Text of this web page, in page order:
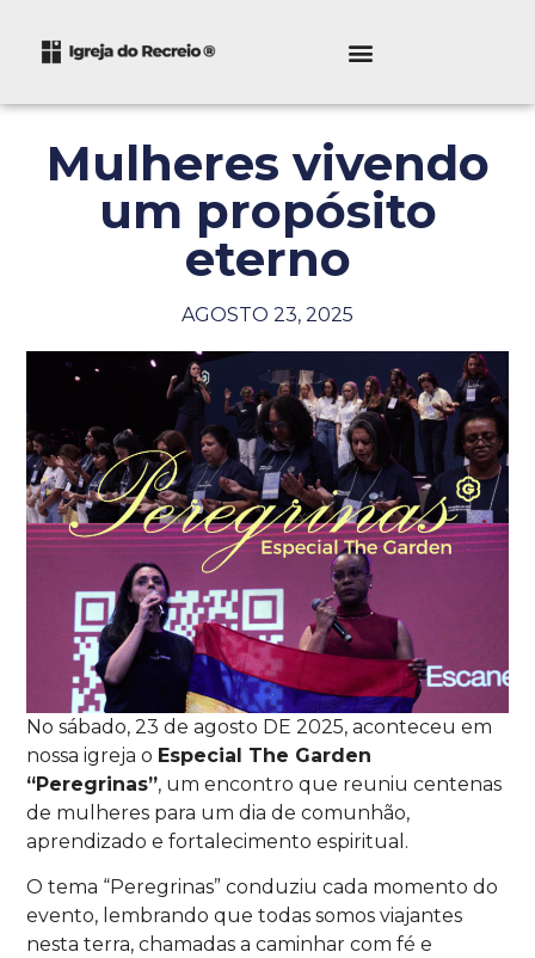
Mulheres vivendo
um propósito
eterno
AGOSTO 23, 2025
No sábado, 23 de agosto DE 2025, aconteceu em
nossa igreja o Especial The Garden
“Peregrinas”, um encontro que reuniu centenas
de mulheres para um dia de comunhão,
aprendizado e fortalecimento espiritual.
O tema “Peregrinas” conduziu cada momento do
evento, lembrando que todas somos viajantes
nesta terra, chamadas a caminhar com fé e